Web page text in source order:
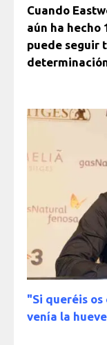
Cuando
aún ha hecho
puede seguir
"Si queréis
venía la